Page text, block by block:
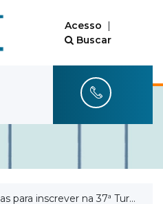
Acesso |
Buscar
na 37ª Turma de Instrutor de Trânsito